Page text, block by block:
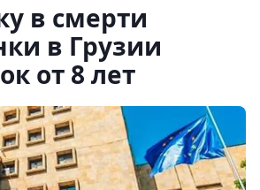
в смерти
в Грузии
от 8 лет